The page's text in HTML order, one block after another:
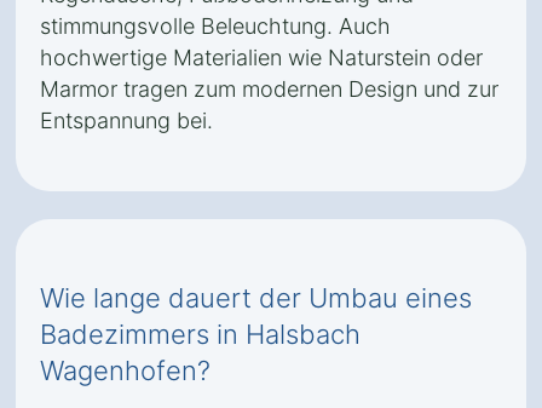
stimmungsvolle Beleuchtung. Auch
hochwertige Materialien wie Naturstein oder
Marmor tragen zum modernen Design und zur
Entspannung bei.
Wie lange dauert der Umbau eines
Badezimmers in Halsbach
Wagenhofen?